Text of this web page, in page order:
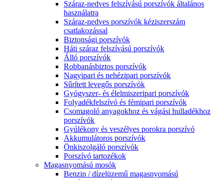
Száraz-nedves felszívású porszívók általános
használatra
Száraz-nedves porszívók kéziszerszám
csatlakozással
Biztonsági porszívók
Háti száraz felszívású porszívók
Álló porszívók
Robbanásbiztos porszívók
Nagyipari és nehézipari porszívók
Sűrített levegős porszívók
Gyógyszer- és élelmiszeripari porszívók
Folyadékfelszívó és fémipari porszívók
Csomagoló anyagokhoz és vágási hulladékhoz
porszívók
Gyúlékony és veszélyes porokra porszívó
Akkumulátoros porszívók
Önkiszolgáló porszívók
Porszívó tartozékok
Magasnyomású mosók
Benzin / dízelüzemű magasnyomású